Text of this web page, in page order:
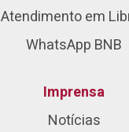
Atendimento em
WhatsApp BNB
Imprensa
Notícias